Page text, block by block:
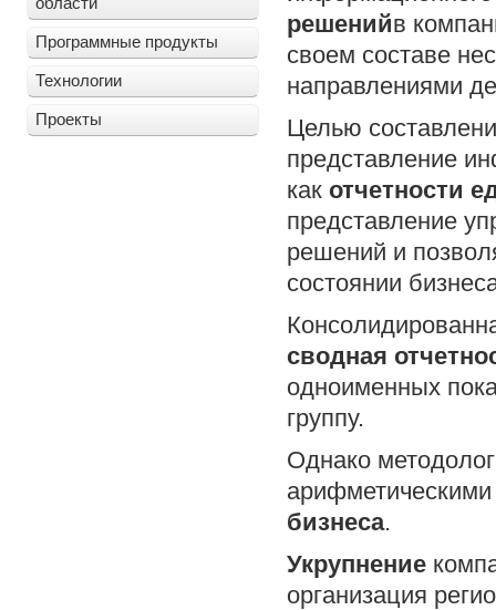
Программные продукты
Технологии
Проекты
решенийв
своем составе
направлениями
Целью
представление
как отчетности
представление
решений и
состоянии
сводная
одноименных
группу.
Однако
бизнеса.
Укрупнение
организация